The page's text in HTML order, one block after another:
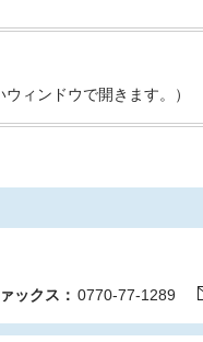
ウィンドウで開きます。）
ックス： 0770-77-1289